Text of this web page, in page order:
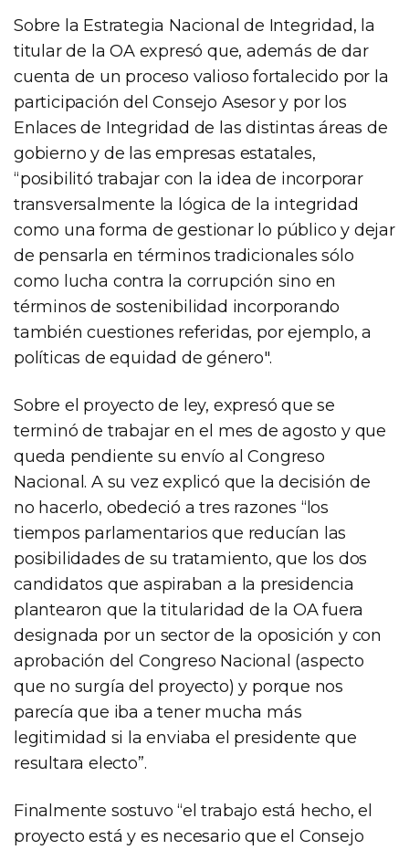
Sobre la Estrategia Nacional de Integridad, la
titular de la OA expresó que, además de dar
cuenta de un proceso valioso fortalecido por la
participación del Consejo Asesor y por los
Enlaces de Integridad de las distintas áreas de
gobierno y de las empresas estatales,
“posibilitó trabajar con la idea de incorporar
transversalmente la lógica de la integridad
como una forma de gestionar lo público y dejar
de pensarla en términos tradicionales sólo
como lucha contra la corrupción sino en
términos de sostenibilidad incorporando
también cuestiones referidas, por ejemplo, a
políticas de equidad de género".
Sobre el proyecto de ley, expresó que se
terminó de trabajar en el mes de agosto y que
queda pendiente su envío al Congreso
Nacional. A su vez explicó que la decisión de
no hacerlo, obedeció a tres razones “los
tiempos parlamentarios que reducían las
posibilidades de su tratamiento, que los dos
candidatos que aspiraban a la presidencia
plantearon que la titularidad de la OA fuera
designada por un sector de la oposición y con
aprobación del Congreso Nacional (aspecto
que no surgía del proyecto) y porque nos
parecía que iba a tener mucha más
legitimidad si la enviaba el presidente que
resultara electo”.
Finalmente sostuvo “el trabajo está hecho, el
proyecto está y es necesario que el Consejo